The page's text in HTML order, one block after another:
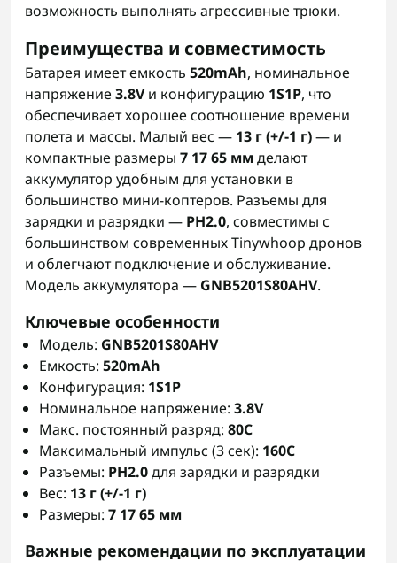
возможность выполнять агрессивные трюки.
Преимущества и совместимость
Батарея имеет емкость 520mAh, номинальное
напряжение 3.8Vи конфигурацию 1S1P, что
обеспечивает хорошее соотношение времени
полета и массы. Малый вес — 13 г (+/-1 г)— и
компактные размеры 7 17 65 ммделают
аккумулятор удобным для установки в
большинство мини-коптеров. Разъемы для
зарядки и разрядки — PH2.0, совместимы с
большинством современных Tinywhoop дронов
и облегчают подключение и обслуживание.
Модель аккумулятора — GNB5201S80AHV.
Ключевые особенности
Модель: GNB5201S80AHV
Емкость: 520mAh
Конфигурация: 1S1P
Номинальное напряжение: 3.8V
Макс. постоянный разряд: 80C
Максимальный импульс (3 сек): 160C
Разъемы: PH2.0для зарядки и разрядки
Вес: 13 г (+/-1 г)
Размеры: 7 17 65 мм
Важные рекомендации по эксплуатации